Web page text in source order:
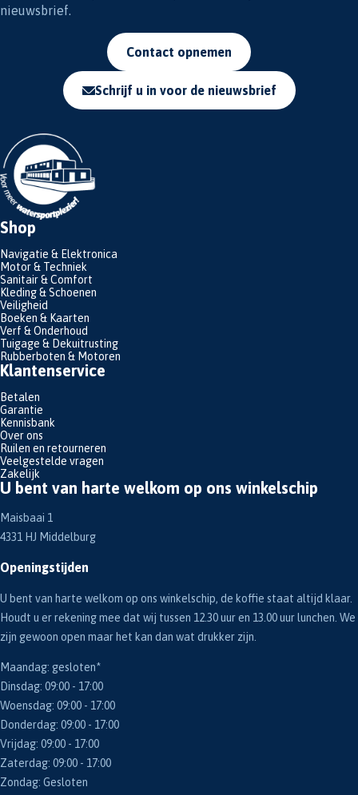
nieuwsbrief.
Contact opnemen
Schrijf u in voor de nieuwsbrief
Shop
Navigatie & Elektronica
Motor & Techniek
Sanitair & Comfort
Kleding & Schoenen
Veiligheid
Boeken & Kaarten
Verf & Onderhoud
Tuigage & Dekuitrusting
Rubberboten & Motoren
Klantenservice
Betalen
Garantie
Kennisbank
Over ons
Ruilen en retourneren
Veelgestelde vragen
Zakelijk
U bent van harte welkom op ons winkelschip
Maisbaai 1
4331 HJ Middelburg
Openingstijden
U bent van harte welkom op ons winkelschip, de koffie staat altijd klaar.
Houdt u er rekening mee dat wij tussen 12.30 uur en 13.00 uur lunchen. We
zijn gewoon open maar het kan dan wat drukker zijn.
Maandag: gesloten*
Dinsdag: 09:00 - 17:00
Woensdag: 09:00 - 17:00
Donderdag: 09:00 - 17:00
Vrijdag: 09:00 - 17:00
Zaterdag: 09:00 - 17:00
Zondag: Gesloten